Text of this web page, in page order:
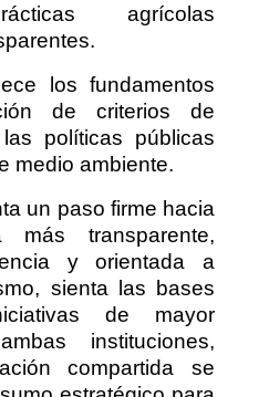
agrícolas
los fundamentos
de criterios de
políticas públicas
medio ambiente.
un paso firme hacia
más transparente,
y orientada a
sienta las bases
de mayor
instituciones,
compartida se